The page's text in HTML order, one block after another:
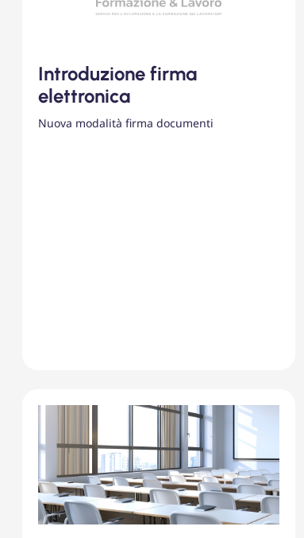
Introduzione firma
elettronica
Nuova modalità firma documenti